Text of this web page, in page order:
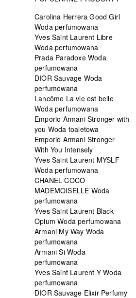
Carolina Herrera Good Girl
Woda perfumowana
Yves Saint Laurent Libre
Woda perfumowana
Prada Paradoxe Woda
perfumowana
DIOR Sauvage Woda
perfumowana
Lancôme La vie est belle
Woda perfumowana
Emporio Armani Stronger with
you Woda toaletowa
Emporio Armani Stronger
With You Intensely
Yves Saint Laurent MYSLF
Woda perfumowana
CHANEL COCO
MADEMOISELLE Woda
perfumowana
Yves Saint Laurent Black
Opium Woda perfumowana
Armani My Way Woda
perfumowana
Armani Si Woda
perfumowana
Yves Saint Laurent Y Woda
perfumowana
DIOR Sauvage Elixir Perfumy